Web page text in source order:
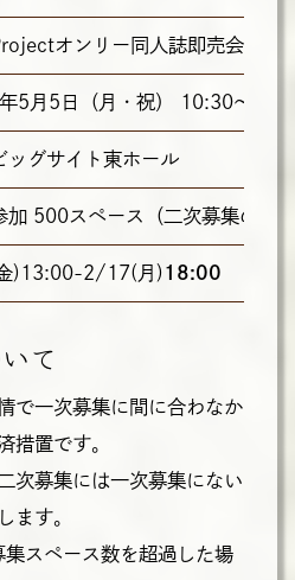
オンリー同人誌即売会
5月5日（月・祝） 10:30～
ッグサイト東ホール
加 500スペース（二次募集のみ
)13:00-2/17(月) 18:00
て
で一次募集に間に合わなか
措置です。
次募集には一次募集にない
ます。
集スペース数を超過した場